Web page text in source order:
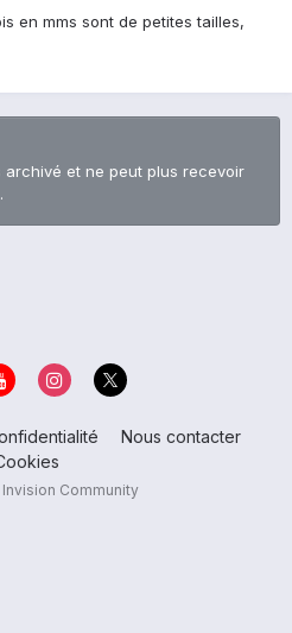
en mms sont de petites tailles,
archivé et ne peut plus recevoir
Nous contacter
Community